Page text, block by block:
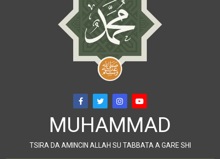
MUHAMMAD
TSIRA DA AMINCIN ALLAH SU TABBATA A GARE SHI